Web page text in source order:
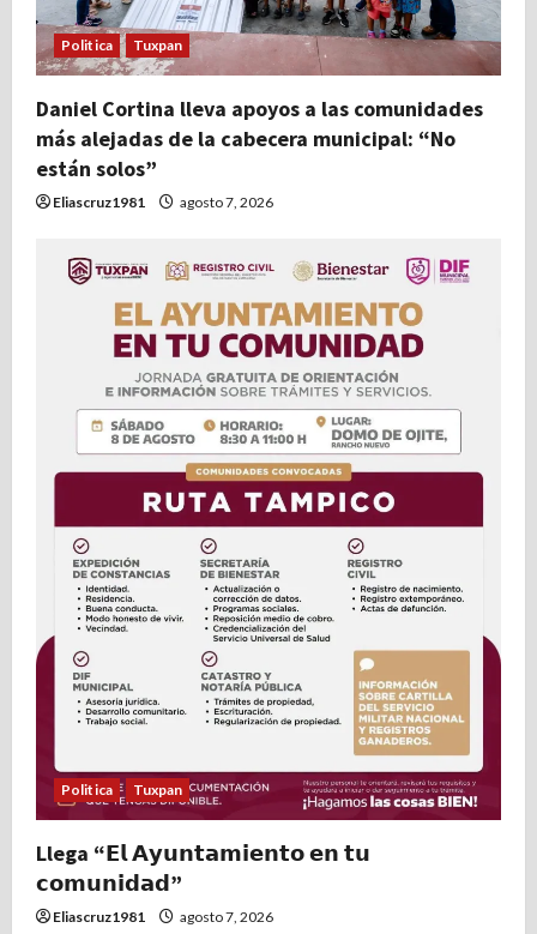
Politica Tuxpan
Daniel Cortina lleva apoyos a las comunidades
más alejadas de la cabecera municipal: “No
están solos”
Eliascruz1981 agosto 7, 2026
Politica Tuxpan
Llega “𝗘𝗹 𝗔𝘆𝘂𝗻𝘁𝗮𝗺𝗶𝗲𝗻𝘁𝗼 𝗲𝗻 𝘁𝘂
𝗰𝗼𝗺𝘂𝗻𝗶𝗱𝗮𝗱”
Eliascruz1981 agosto 7, 2026